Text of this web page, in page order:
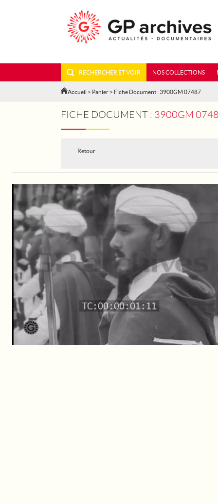
RECHERCHER ET VOIR NOS COLLECTIONS
Accueil > Panier > Fiche Document : 3900GM 07487
FICHE DOCUMENT : 3900GM 07487 -
Retour